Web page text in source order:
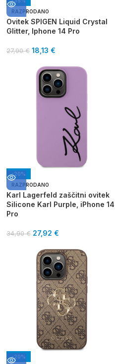
RAZPRODANO
Ovitek SPIGEN Liquid Crystal
Glitter, Iphone 14 Pro
27,90€ 18,13 €
-20%
RAZPRODANO
Karl Lagerfeld zaščitni ovitek
Silicone Karl Purple, iPhone 14
Pro
34,90€ 27,92 €
-20%